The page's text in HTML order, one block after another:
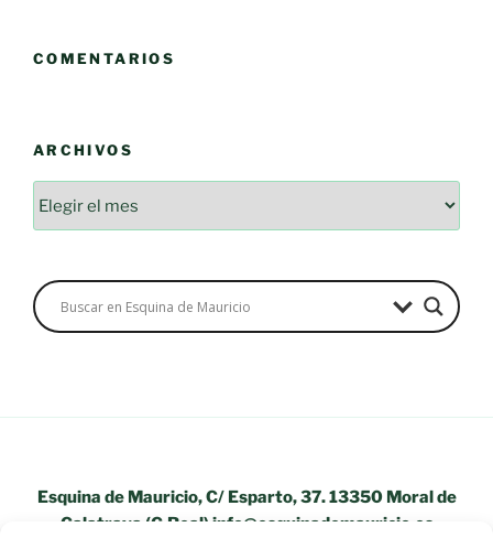
COMENTARIOS
ARCHIVOS
Esquina de Mauricio, C/ Esparto, 37. 13350 Moral de
Calatrava (C.Real) info@esquinademauricio.es